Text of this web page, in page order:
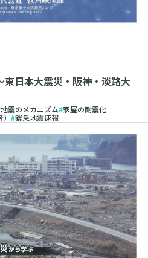
東日本大震災・阪神・淡路大
地震のメカニズム 家屋の耐震化
緊急地震速報